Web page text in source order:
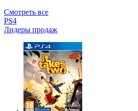
Смотреть все
PS4
Лидеры продаж